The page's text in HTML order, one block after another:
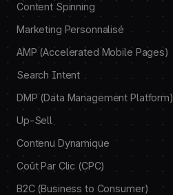
Content Spinning
Marketing Personnalisé
AMP (Accelerated Mobile Pages)
Search Intent
DMP (Data Management Platform)
Up-Sell
Contenu Dynamique
Coût Par Clic (CPC)
B2C (Business to Consumer)